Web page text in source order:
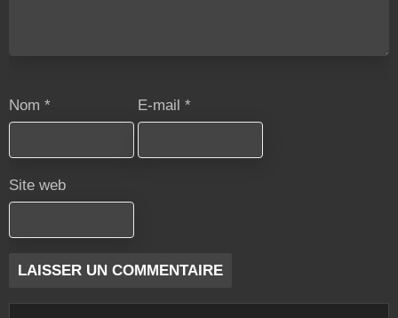
Nom * E-mail *
Site web